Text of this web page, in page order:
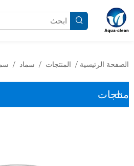
الصفحة الرئيسية / المنتجات / سماد /
منتجات